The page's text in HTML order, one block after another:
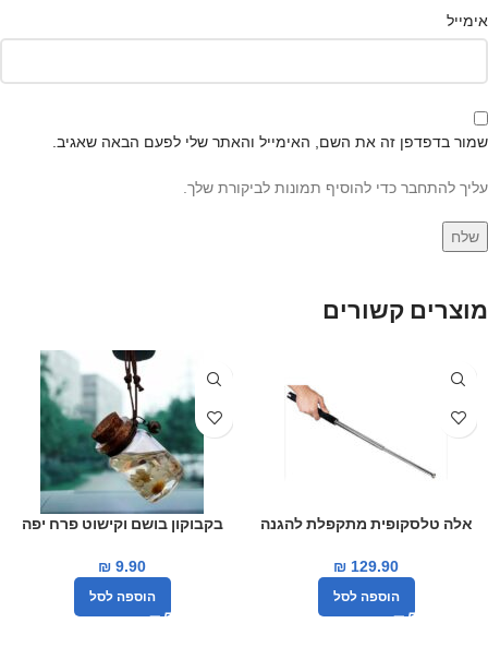
אימייל
שמור בדפדפן זה את השם, האימייל והאתר שלי לפעם הבאה שאגיב.
עליך להתחבר כדי להוסיף תמונות לביקורת שלך.
מוצרים קשורים
חדש
אלה טלסקופית מתקפלת להגנה
₪ 129.90
הוספה לסל
בקבוקון בושם וקישוט פרח יפה
₪ 9.90
הוספה לסל